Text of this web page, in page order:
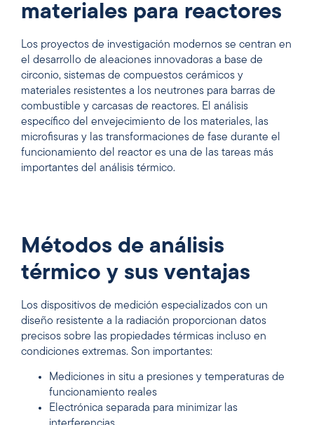
materiales para reactores
Los proyectos de investigación modernos se centran en
el desarrollo de aleaciones innovadoras a base de
circonio, sistemas de compuestos cerámicos y
materiales resistentes a los neutrones para barras de
combustible y carcasas de reactores. El análisis
específico del envejecimiento de los materiales, las
microfisuras y las transformaciones de fase durante el
funcionamiento del reactor es una de las tareas más
importantes del análisis térmico.
Métodos de análisis
térmico y sus ventajas
Los dispositivos de medición especializados con un
diseño resistente a la radiación proporcionan datos
precisos sobre las propiedades térmicas incluso en
condiciones extremas. Son importantes:
Mediciones in situ a presiones y temperaturas de
funcionamiento reales
Electrónica separada para minimizar las